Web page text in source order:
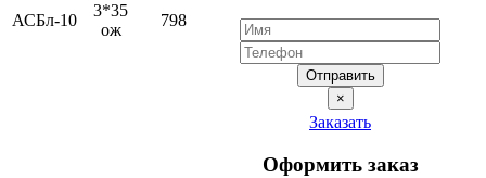
АСБл-10
3*35
ож
798
Отправить
×
Заказать
Оформить заказ